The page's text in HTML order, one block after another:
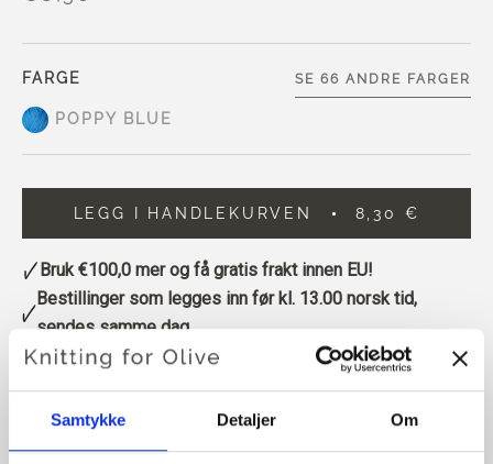
Samtykke Detaljer Om
FARGE
POPPY BLUE
SE 66 ANDRE FARGER
LEGG I HANDLEKURVEN 8,30 €
Bruk€100,0 mer og få gratis frakt innen EU!
Bestillinger som legges inn før kl. 13.00 norsk tid,
sendes samme dag
Knitting for Olive Heavy Merino består av 100 % merinoull.
deilig garn, litt mindre fint enn vår tynne merino.